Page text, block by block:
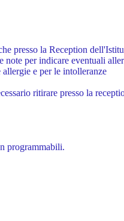
presso la Reception
per indicare eventuali
e per le intolleranze
ritirare presso la
programmabili.